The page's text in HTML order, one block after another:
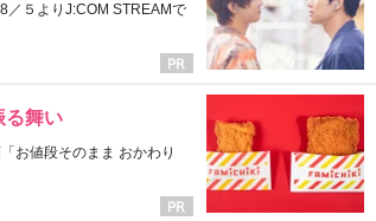
／５よりJ:COM STREAMで
る舞い
お値段そのまま おかわり